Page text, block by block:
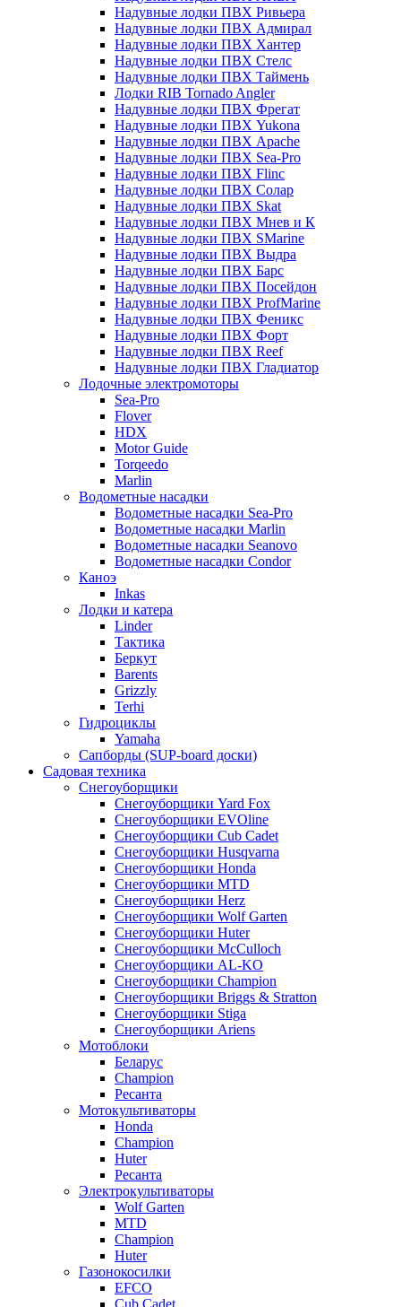
Надувные лодки ПВХ Ривьера
Надувные лодки ПВХ Адмирал
Надувные лодки ПВХ Хантер
Надувные лодки ПВХ Стелс
Надувные лодки ПВХ Таймень
Лодки RIB Tornado Angler
Надувные лодки ПВХ Фрегат
Надувные лодки ПВХ Yukona
Надувные лодки ПВХ Apache
Надувные лодки ПВХ Sea-Pro
Надувные лодки ПВХ Flinc
Надувные лодки ПВХ Солар
Надувные лодки ПВХ Skat
Надувные лодки ПВХ Мнев и К
Надувные лодки ПВХ SMarine
Надувные лодки ПВХ Выдра
Надувные лодки ПВХ Барс
Надувные лодки ПВХ Посейдон
Надувные лодки ПВХ ProfMarine
Надувные лодки ПВХ Феникс
Надувные лодки ПВХ Форт
Надувные лодки ПВХ Reef
Надувные лодки ПВХ Гладиатор
Лодочные электромоторы
Sea-Pro
Flover
HDX
Motor Guide
Torqeedo
Marlin
Водометные насадки
Водометные насадки Sea-Pro
Водометные насадки Marlin
Водометные насадки Seanovo
Водометные насадки Condor
Каноэ
Inkas
Лодки и катера
Linder
Тактика
Беркут
Barents
Grizzly
Terhi
Гидроциклы
Yamaha
Сапборды (SUP-board доски)
Садовая техника
Снегоуборщики
Снегоуборщики Yard Fox
Снегоуборщики EVOline
Снегоуборщики Cub Cadet
Снегоуборщики Husqvarna
Снегоуборщики Honda
Снегоуборщики MTD
Снегоуборщики Herz
Снегоуборщики Wolf Garten
Снегоуборщики Huter
Снегоуборщики McCulloch
Снегоуборщики AL-KO
Снегоуборщики Champion
Снегоуборщики Briggs & Stratton
Снегоуборщики Stiga
Снегоуборщики Ariens
Мотоблоки
Беларус
Champion
Ресанта
Мотокультиваторы
Honda
Champion
Huter
Ресанта
Электрокультиваторы
Wolf Garten
MTD
Champion
Huter
Газонокосилки
EFCO
Cub Cadet